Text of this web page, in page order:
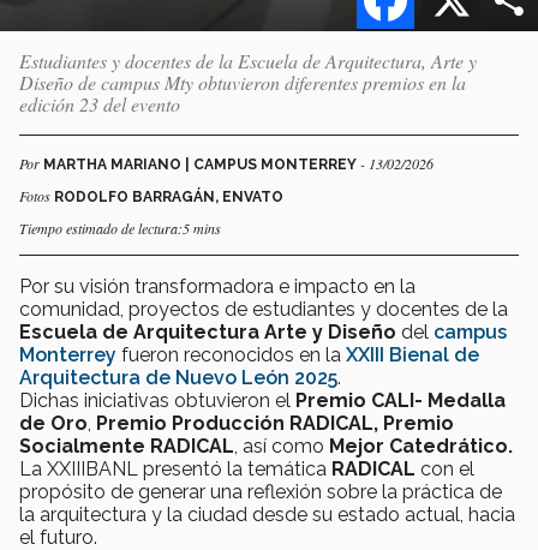
Estudiantes y docentes de la Escuela de Arquitectura, Arte y
Diseño de campus Mty obtuvieron diferentes premios en la
edición 23 del evento
Por MARTHA MARIANO | CAMPUS MONTERREY - 13/02/2026
Fotos RODOLFO BARRAGÁN, ENVATO
Tiempo estimado de lectura:5 mins
Por su visión transformadora e impacto en la
comunidad, proyectos de estudiantes y docentes de la
Escuela de Arquitectura Arte y Diseño del campus
Monterrey fueron reconocidos en la XXIII Bienal de
Arquitectura de Nuevo León 2025.
Dichas iniciativas obtuvieron el Premio CALI- Medalla
de Oro Premio Producción RADICAL, Premio
Socialmente RADICAL , así como Mejor Catedrático.
La XXIIIBANL presentó la temática RADICAL con el
propósito de generar una reflexión sobre la práctica de
la arquitectura y la ciudad desde su estado actual, hacia
el futuro.